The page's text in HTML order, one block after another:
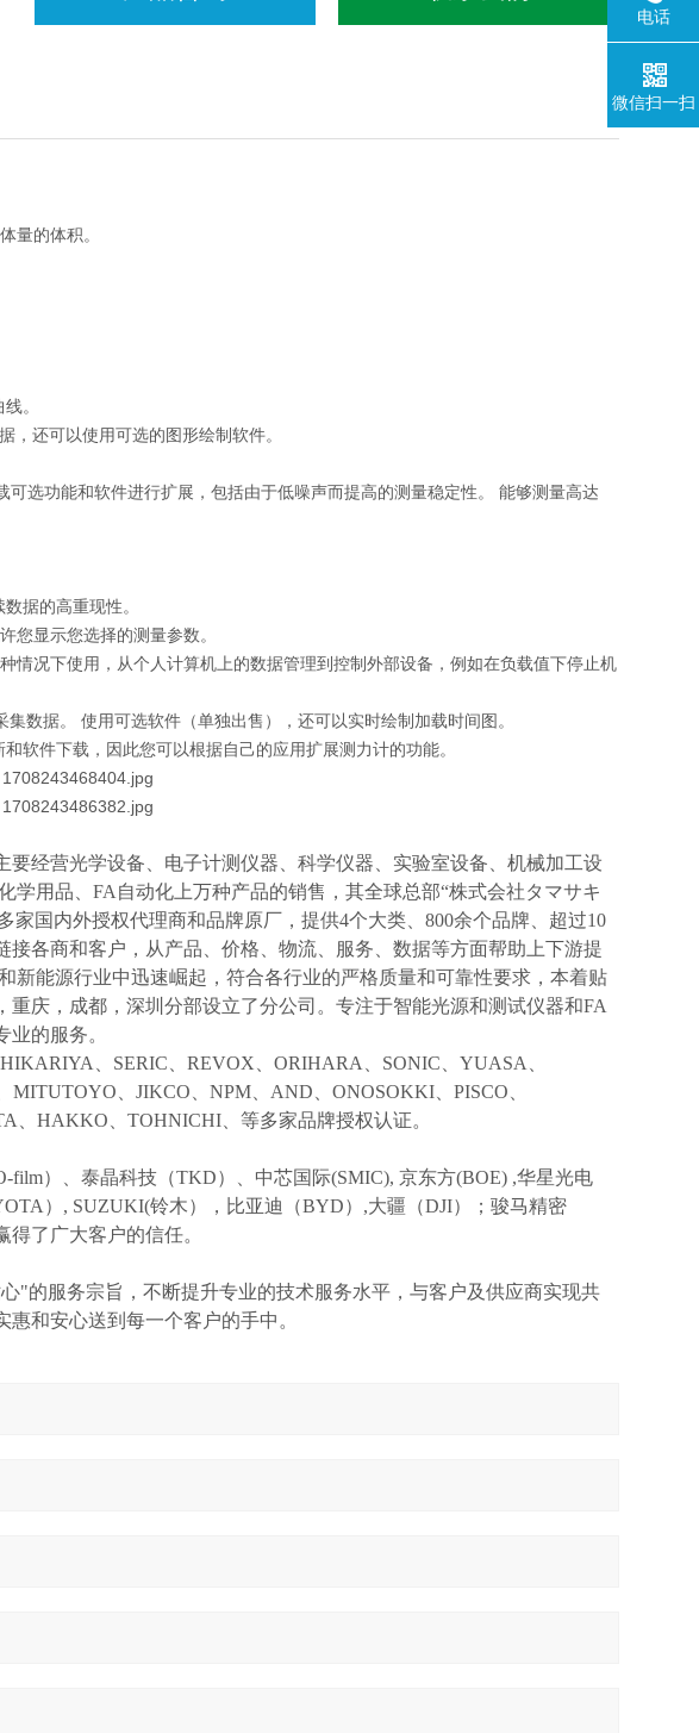
量的体积。
。
，还可以使用可选的图形绘制软件。
选功能和软件进行扩展，包括由于低噪声而提高的测量稳定性。 能够测量高达
据的高重现性。
您显示您选择的测量参数。
情况下使用，从个人计算机上的数据管理到控制外部设备，例如在负载值下停止机
数据。 使用可选软件（单独出售），还可以实时绘制加载时间图。
软件下载，因此您可以根据自己的应用扩展测力计的功能。
经营光学设备、电子计测仪器、科学仪器、实验室设备、机械加工设
学用品、FA自动化上万种产品的销售，其全球总部“株式会社タマサキ
家国内外授权代理商和品牌原厂，提供4个大类、800余个品牌、超过10
接各商和客户，从产品、价格、物流、服务、数据等方面帮助上下游提
新能源行业中迅速崛起，符合各行业的严格质量和可靠性要求，本着贴
庆，成都，深圳分部设立了分公司。专注于智能光源和测试仪器和FA
的服务。
、SERIC、REVOX、ORIHARA、SONIC、YUASA、
、JIKCO、NPM、AND、ONOSOKKI、PISCO、
、HAKKO、TOHNICHI、等多家品牌授权认证。
film）、泰晶科技（TKD）、中芯国际(SMIC), 京东方(BOE) ,华星光电
）, SUZUKI(铃木），比亚迪（BYD）,大疆（DJI）；骏马精密
得了广大客户的信任。
"的服务宗旨，不断提升专业的技术服务水平，与客户及供应商实现共
和安心送到每一个客户的手中。
电话
微信扫一扫